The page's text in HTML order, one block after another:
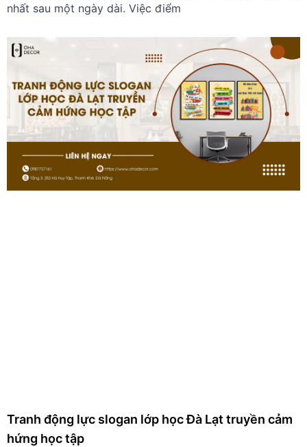
nhất sau một ngày dài. Việc điểm
Tranh động lực slogan lớp học Đà Lạt truyền cảm
hứng học tập